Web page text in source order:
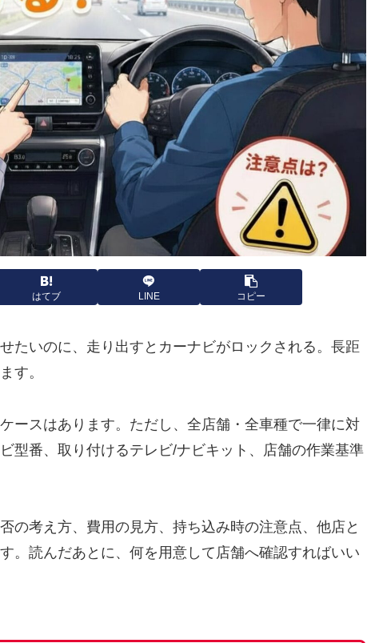
はてブ LINE コピー
たいのに、走り出すとカーナビがロックされる。長距
す。
ースはあります。ただし、全店舗・全車種で一律に対
型番、取り付けるテレビ/ナビキット、店舗の作業基準
の考え方、費用の見方、持ち込み時の注意点、他店と
。読んだあとに、何を用意して店舗へ確認すればいい